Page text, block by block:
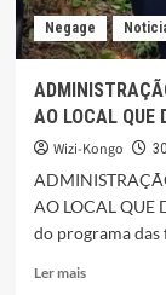
Negage
AO LOCAL QUE
Wizi-Kongo
AO LOCAL QUE
do programa das
Ler maisLeia